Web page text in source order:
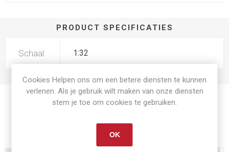
PRODUCT SPECIFICATIES
Schaal 1:32
Gerelateerde producten
Cookies Helpen ons om een betere diensten te kunnen
verlenen. Als je gebruik wilt maken van onze diensten
stem je toe om cookies te gebruiken.
OK